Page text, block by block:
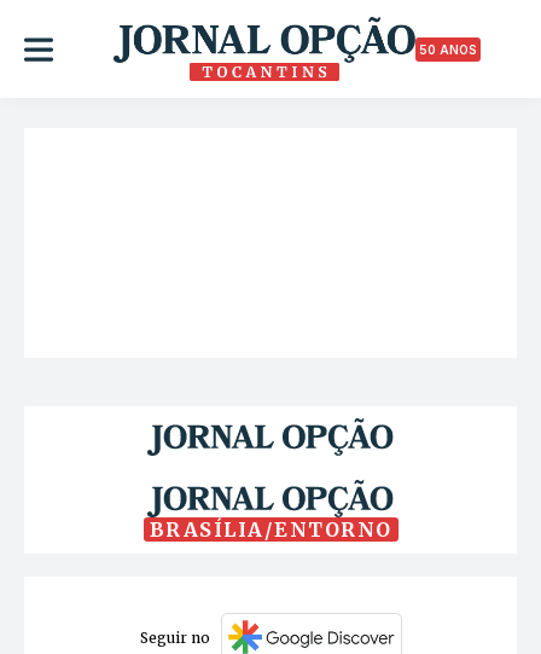
50 ANOS
BRASÍLIA/ENTORNO
Seguir no